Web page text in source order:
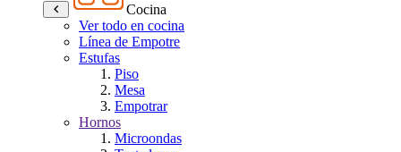
Cocina
Ver todo en cocina
Línea de Empotre
Estufas
Piso
Mesa
Empotrar
Hornos
Microondas